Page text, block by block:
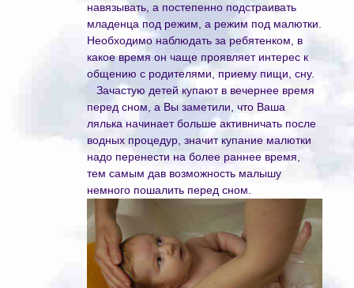
навязывать, а постепенно подстраивать
младенца под режим, а режим под малютки.
Необходимо наблюдать за ребятенком, в
какое время он чаще проявляет интерес к
общению с родителями, приему пищи, сну.
Зачастую детей купают в вечернее время
перед сном, а Вы заметили, что Ваша
лялька начинает больше активничать после
водных процедур, значит купание малютки
надо перенести на более раннее время,
тем самым дав возможность малышу
немного пошалить перед сном.